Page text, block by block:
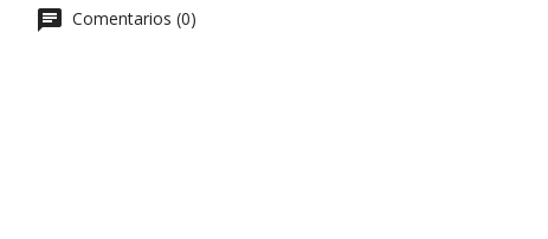
Comentarios (0)